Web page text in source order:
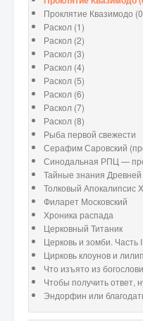
Проклятие Квазимодо
Раскол (1)
Раскол (2)
Раскол (3)
Раскол (4)
Раскол (5)
Раскол (6)
Раскол (7)
Раскол (8)
Рыба первой свежести
Серафим Саровский
Синодальная РПЦ —
Тайные знания
Толковый Апокалипсис
Филарет Московский
Хроника распада
Церковный Титаник
Церковь и зомби. Часть
Цирковь клоунов и
Что изъято из
Чтобы получить ответ,
Эндорфин или